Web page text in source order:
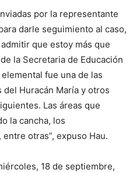
por la representante
darle seguimiento al caso,
que estoy más que
la Secretaria de Educación
fue una de las
Huracán María y otros
Las áreas que
la cancha, los
otras”, expuso Hau.
18 de septiembre,